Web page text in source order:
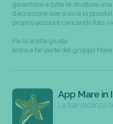
garantisce a tutte le strutture
d’eccezione ove si avrà la
proprio account caricando foto,
Fai la scelta giusta,
entra a far parte del gruppo Mare
App Mare in
La tua vacanza